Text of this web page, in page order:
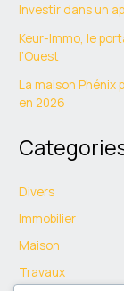
Investir dans un
Keur-Immo, le
l’Ouest
La maison Phénix
en 2026
Divers
Immobilier
Maison
Travaux